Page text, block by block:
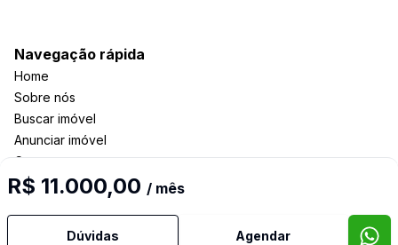
R$ 11.000,00 / mês
Dúvidas Agendar
Navegação rápida
Home
Sobre nós
Buscar imóvel
Anunciar imóvel
Contato
Imobiliária Certificada: